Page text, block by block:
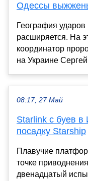
Одессы
География ударов
расширяется. На
координатор
на Украине
08:17, 27 Май
Starlink с буев в
посадку Starship
Плавучие
точке
двенадцатый